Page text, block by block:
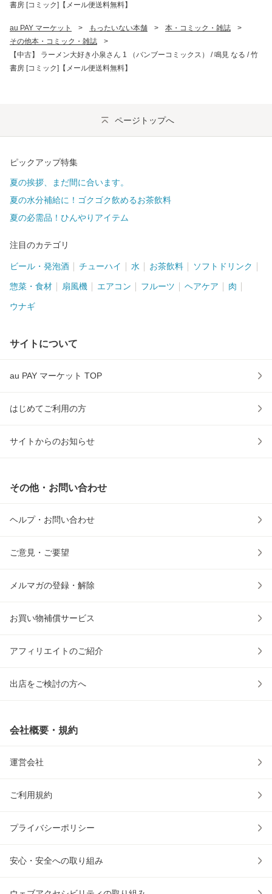
書房 [コミック]【メール便送料無料】
au PAY マーケット > もったいない本舗 > 本・コミック・雑誌
>
その他本・コミック・雑誌
>
【中古】 ラーメン大好き小泉さん 1 （バンブーコミックス） / 鳴見 なる / 竹
書房 [コミック]【メール便送料無料】
ページトップへ
ピックアップ特集
夏の挨拶、まだ間に合います。
夏の水分補給に！ゴクゴク飲めるお茶飲料
夏の必需品！ひんやりアイテム
注目のカテゴリ
ビール・発泡酒 チューハイ 水 お茶飲料 ソフトドリンク
惣菜・食材 扇風機 エアコン フルーツ ヘアケア 肉
ウナギ
サイトについて
au PAY マーケット TOP
はじめてご利用の方
サイトからのお知らせ
その他・お問い合わせ
ヘルプ・お問い合わせ
ご意見・ご要望
メルマガの登録・解除
お買い物補償サービス
アフィリエイトのご紹介
出店をご検討の方へ
会社概要・規約
運営会社
ご利用規約
プライバシーポリシー
安心・安全への取り組み